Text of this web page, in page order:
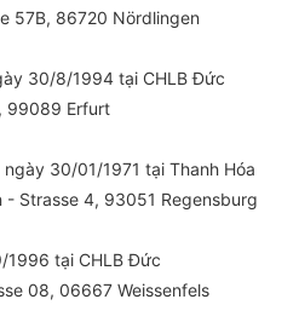
57B, 86720 Nördlingen
30/8/1994 tại CHLB Đức
99089 Erfurt
30/01/1971 tại Thanh Hóa
Strasse 4, 93051 Regensburg
1996 tại CHLB Đức
08, 06667 Weissenfels